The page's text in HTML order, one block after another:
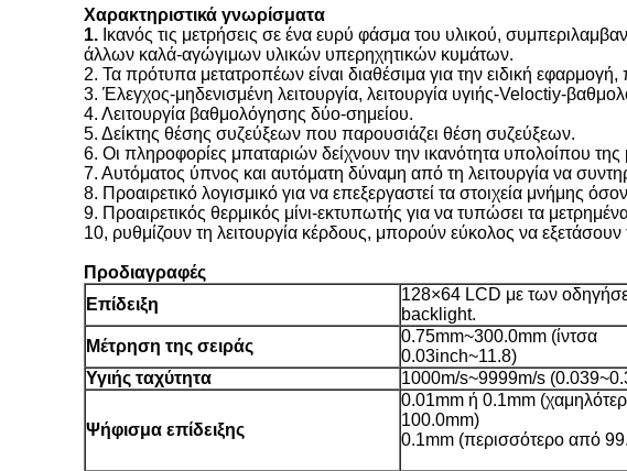
Χαρακτηριστικά γνωρίσματα
1. Ικανός τις μετρήσεις σε ένα ευρύ φάσμα του υλικού,
άλλων καλά-αγώγιμων υλικών υπερηχητικών κυμάτων.
2. Τα πρότυπα μετατροπέων είναι διαθέσιμα για την ειδική
3. Έλεγχος-μηδενισμένη λειτουργία, λειτουργία υγιής-Veloctiy-
4. Λειτουργία βαθμολόγησης δύο-σημείου.
5. Δείκτης θέσης συζεύξεων που παρουσιάζει θέση συζεύξεων.
6. Οι πληροφορίες μπαταριών δείχνουν την ικανότητα υπολοίπου της
7. Αυτόματος ύπνος και αυτόματη δύναμη από τη λειτουργία να
8. Προαιρετικό λογισμικό για να επεξεργαστεί τα στοιχεία μνήμης
9. Προαιρετικός θερμικός μίνι-εκτυπωτής για να τυπώσει τα
10, ρυθμίζουν τη λειτουργία κέρδους, μπορούν εύκολος να εξετάσουν
Προδιαγραφές
Επίδειξη
128×64 LCD με των
backlight.
Μέτρηση της σειράς
0.75mm~300.0mm (ίντσα
0.03inch~11.8)
Υγιής ταχύτητα
1000m/s~9999m/s
Ψήφισμα επίδειξης
0.01mm ή 0.1mm
100.0mm)
0.1mm (περισσότερο από